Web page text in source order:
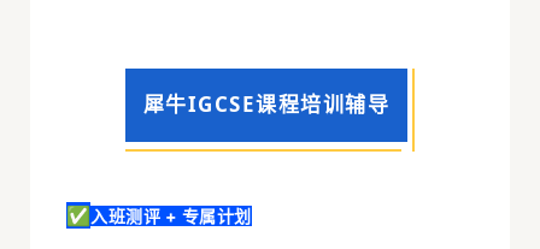
犀牛IGCSE课程培训辅导
✅入班测评 + 专属计划